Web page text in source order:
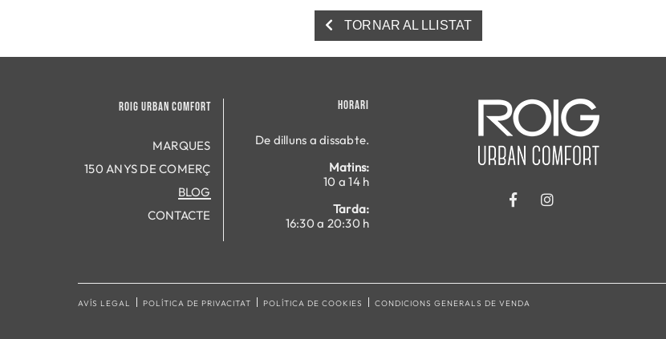
TORNAR AL LLISTAT
ROIG URBAN COMFORT
MARQUES
150 ANYS DE COMERÇ
BLOG
CONTACTE
HORARI
De dilluns a dissabte.
Matins:
10 a 14 h
Tarda:
16:30 a 20:30 h
AVÍS LEGAL POLÍTICA DE PRIVACITAT POLÍTICA DE COOKIES CONDICIONS GENERALS DE VENDA